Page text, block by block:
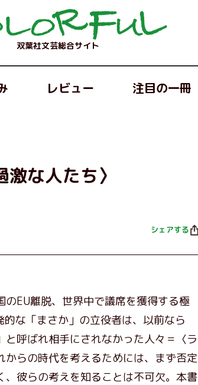
双葉社文芸総合サイト
レビュー 注目の一冊
な人たち〉
シェアする
のEU離脱、世界中で議席を獲得する極
な「まさか」の立役者は、以前なら
と呼ばれ相手にされなかった人々＝〈ラ
からの時代を考えるためには、まず否定
、彼らの考えを知ることは不可欠。本書